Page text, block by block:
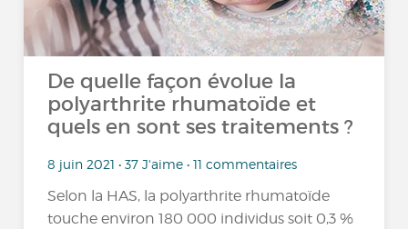
De quelle façon évolue la
polyarthrite rhumatoïde et
quels en sont ses traitements ?
8 juin 2021 • 37 J'aime • 11 commentaires
Selon la HAS, la polyarthrite rhumatoïde
touche environ 180 000 individus soit 0,3 %